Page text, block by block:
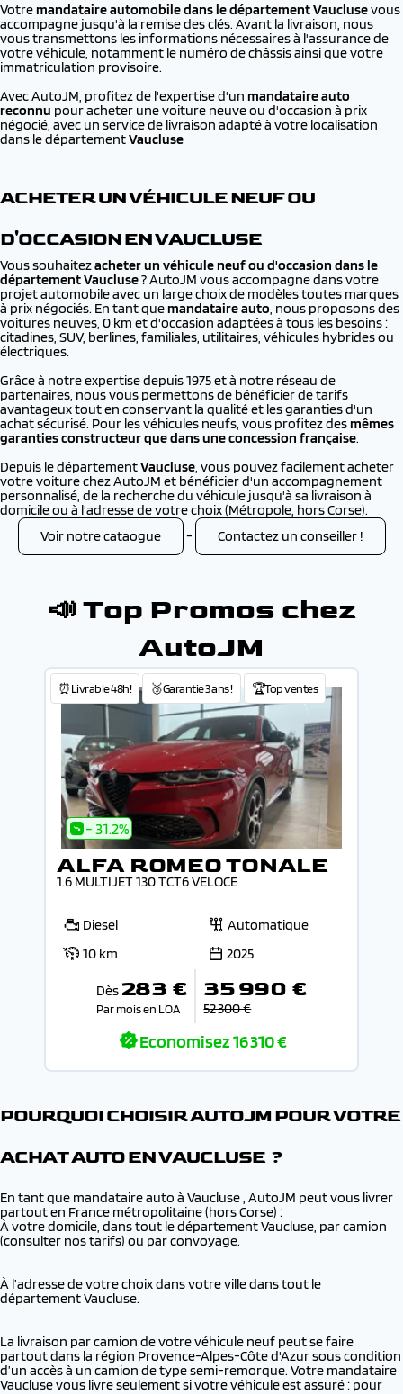
Votremandataire automobile dans le département Vauclusevous
accompagne jusqu'à la remise des clés. Avant la livraison, nous
vous transmettons les informations nécessaires à l'assurance de
votre véhicule, notamment le numéro de châssis ainsi que votre
immatriculation provisoire.
Avec AutoJM, profitez de l'expertise d'un mandataire auto
reconnu pour acheter une voiture neuve ou d'occasion à prix
négocié, avec un service de livraison adapté à votre localisation
dans le départementVaucluse
ACHETER UN VÉHICULE NEUF OU
D'OCCASION EN VAUCLUSE
Vous souhaitezacheter un véhicule neuf ou d'occasion dans le
département Vaucluse? AutoJM vous accompagne dans votre
projet automobile avec un large choix de modèles toutes marques
à prix négociés. En tant quemandataire auto, nous proposons des
voitures neuves, 0 km et d'occasion adaptées à tous les besoins :
citadines, SUV, berlines, familiales, utilitaires, véhicules hybrides ou
électriques.
Grâce à notre expertise depuis 1975 et à notre réseau de
partenaires, nous vous permettons de bénéficier de tarifs
avantageux tout en conservant la qualité et les garanties d'un
achat sécurisé. Pour les véhicules neufs, vous profitez desmêmes
garanties constructeur que dans une concession française.
Depuis le départementVaucluse, vous pouvez facilement acheter
votre voiture chez AutoJM et bénéficier d'un accompagnement
personnalisé, de la recherche du véhicule jusqu'à sa livraison à
domicile ou à l'adresse de votre choix (Métropole, hors Corse).
Voir notre cataogue
- Contactez un conseiller !
📣 Top Promos chez
AutoJM
⏰Livrable 48h! 🥉Garantie 3 ans ! 🏆Top ventes
- 31.2%
ALFA ROMEO TONALE
1.6 MULTIJET 130 TCT6 VELOCE
Diesel
Automatique
10 km
2025
Dès 283 €
Par mois en LOA
35 990 €
52 300 €
Economisez16 310 €
POURQUOI CHOISIR AUTOJM POUR VOTRE
ACHAT AUTO EN VAUCLUSE ?
En tant que mandataire auto à Vaucluse , AutoJM peut vous livrer
partout en France métropolitaine (hors Corse) :
À votre domicile, dans tout le département Vaucluse, par camion
(consulter nos tarifs) ou par convoyage.
À l’adresse de votre choix dans votre ville dans tout le
département Vaucluse.
La livraison par camion de votre véhicule neuf peut se faire
partout dans la région Provence-Alpes-Côte d'Azur sous condition
d’un accès à un camion de type semi-remorque. Votre mandataire
Vaucluse vous livre seulement si votre véhicule est assuré : pour